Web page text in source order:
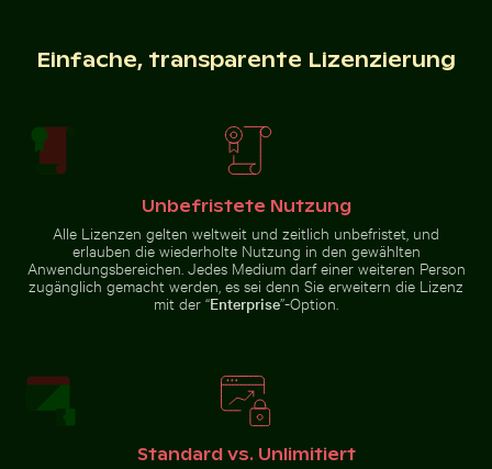
Unteransicht der Brooklyn-
Brücke mit Skyline von
Manhattan, New York
Panoramablick auf das
Elbsandsteingebirge in der
Sächsischen Schweiz
Leuchtende rosa Lilien vor sanftem Hintergrund
Leuchtende rosa Lilien vor
sanftem Hintergrund
Verschwommener Wald
Verschwommener Wald mit
abstrakten Baumstrukturen
Zerstreute Eisscherben auf gefrorenem See
Weg umgeben von
Einfache, transparente Lizenzierung
Unbefristete Nutzung
Alle Lizenzen gelten weltweit und zeitlich unbefristet, und
erlauben die wiederholte Nutzung in den gewählten
Anwendungsbereichen. Jedes Medium darf einer weiteren Person
zugänglich gemacht werden, es sei denn Sie erweitern die Lizenz
mit der “Enterprise”-Option.
Standard vs. Unlimitiert